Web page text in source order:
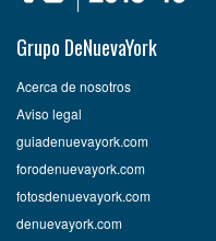
Grupo DeNuevaYork
Acerca de nosotros
Aviso legal
guiadenuevayork.com
forodenuevayork.com
fotosdenuevayork.com
denuevayork.com